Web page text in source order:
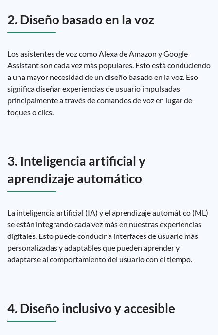
2. Diseño basado en la voz
Los asistentes de voz como Alexa de Amazon y Google
Assistant son cada vez más populares. Esto está conduciendo
a una mayor necesidad de un diseño basado en la voz. Eso
significa diseñar experiencias de usuario impulsadas
principalmente a través de comandos de voz en lugar de
toques o clics.
3. Inteligencia artificial y
aprendizaje automático
La inteligencia artificial (IA) y el aprendizaje automático (ML)
se están integrando cada vez más en nuestras experiencias
digitales. Esto puede conducir a interfaces de usuario más
personalizadas y adaptables que pueden aprender y
adaptarse al comportamiento del usuario con el tiempo.
4. Diseño inclusivo y accesible